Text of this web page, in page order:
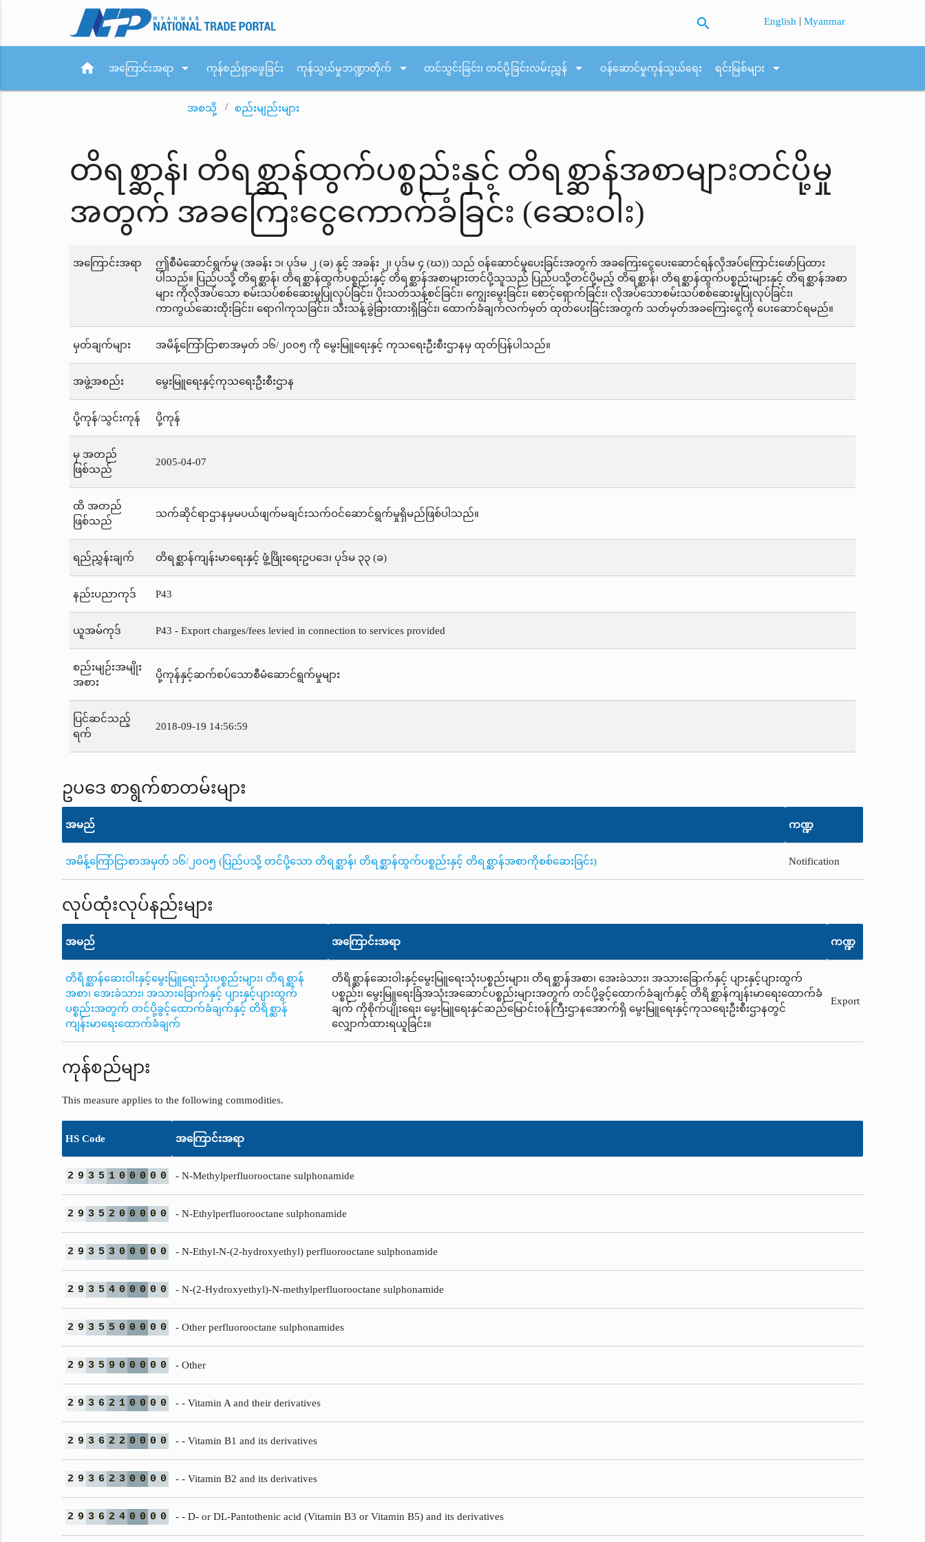
search English |Myanmar
home အကြောင်းအရာ arrow_drop_down ကုန်စည်ရှာဖွေခြင်း ကုန်သွယ်မှုဘဏ္ဍာတိုက် arrow_drop_down တင်သွင်းခြင်း၊ တင်ပို့ခြင်းလမ်းညွှန် arrow_drop_down ဝန်ဆောင်မှုကုန်သွယ်ရေး ရင်းမြစ်များ arrow_drop_down
အစသို့ စည်းမျည်းများ
တိရစ္ဆာန်၊ တိရစ္ဆာန်ထွက်ပစ္စည်းနှင့် တိရစ္ဆာန်အစာများတင်ပို့မှု
အတွက် အခကြေးငွေကောက်ခံခြင်း (ဆေးဝါး)
အကြောင်းအရာ
ဤစီမံဆောင်ရွက်မှု (အခန်း ၁၊ ပုဒ်မ ၂ (ခ) နှင့် အခန်း ၂၊ ပုဒ်မ ၄ (ဃ)) သည် ဝန်ဆောင်မှုပေးခြင်းအတွက် အခကြေးငွေပေးဆောင်ရန်လိုအပ်ကြောင်းဖော်ပြထား
ပါသည်။ ပြည်ပသို့ တိရစ္ဆာန်၊ တိရစ္ဆာန်ထွက်ပစ္စည်းနှင့် တိရစ္ဆာန်အစာများတင်ပို့သူသည် ပြည်ပသို့တင်ပို့မည့် တိရစ္ဆာန်၊ တိရစ္ဆာန်ထွက်ပစ္စည်းများနှင့် တိရစ္ဆာန်အစာ
များ ကိုလိုအပ်သော စမ်းသပ်စစ်ဆေးမှုပြုလုပ်ခြင်း၊ ပိုးသတ်သန့်စင်ခြင်း၊ ကျွေးမွေးခြင်း၊ စောင့်ရှောက်ခြင်း၊ လိုအပ်သောစမ်းသပ်စစ်ဆေးမှုပြုလုပ်ခြင်း၊
ကာကွယ်ဆေးထိုးခြင်း၊ ရောဂါကုသခြင်း၊ သီးသန့်ခွဲခြားထားရှိခြင်း၊ ထောက်ခံချက်လက်မှတ် ထုတ်ပေးခြင်းအတွက် သတ်မှတ်အခကြေးငွေကို ပေးဆောင်ရမည်။
မှတ်ချက်များ အမိန့်ကြော်ငြာစာအမှတ် ၁၆/၂၀၀၅ ကို မွေးမြူရေးနှင့် ကုသရေးဦးစီးဌာနမှ ထုတ်ပြန်ပါသည်။
အဖွဲ့အစည်း မွေးမြူရေးနှင့်ကုသရေးဦးစီးဌာန
ပို့ကုန်/သွင်းကုန် ပို့ကုန်
မှ အတည်
ဖြစ်သည်
2005-04-07
ထိ အတည်
ဖြစ်သည်
သက်ဆိုင်ရာဌာနမှမပယ်ဖျက်မချင်းသက်ဝင်ဆောင်ရွက်မှုရှိမည်ဖြစ်ပါသည်။
ရည်ညွှန်းချက် တိရစ္ဆာန်ကျန်းမာရေးနှင့် ဖွံ့ဖြိုးရေးဥပဒေ၊ ပုဒ်မ ၃၃ (ခ)
နည်းပညာကုဒ် P43
ယူအမ်ကုဒ် P43 - Export charges/fees levied in connection to services provided
စည်းမျဉ်းအမျိုး
အစား
ပို့ကုန်နှင့်ဆက်စပ်သောစီမံဆောင်ရွက်မှုများ
ပြင်ဆင်သည့်
ရက်
2018-09-19 14:56:59
ဥပဒေ စာရွက်စာတမ်းများ
အမည် ကဏ္ဍ
အမိန့်ကြော်ငြာစာအမှတ် ၁၆/၂၀၀၅ (ပြည်ပသို့ တင်ပို့သော တိရစ္ဆာန်၊ တိရစ္ဆာန်ထွက်ပစ္စည်းနှင့် တိရစ္ဆာန်အစာကိုစစ်ဆေးခြင်း) Notification
လုပ်ထုံးလုပ်နည်းများ
အမည် အကြောင်းအရာ ကဏ္ဍ
တိရိစ္ဆာန်ဆေးဝါးနှင့်မွေးမြူရေးသုံးပစ္စည်းများ၊ တိရစ္ဆာန်
အစာ၊ အေးခဲသား၊ အသားခြောက်နှင့် ပျားနှင့်ပျားထွက်
ပစ္စည်းအတွက် တင်ပို့ခွင့်ထောက်ခံချက်နှင့် တိရိစ္ဆာန်
ကျန်းမာရေးထောက်ခံချက်
တိရိစ္ဆာန်ဆေးဝါးနှင့်မွေးမြူရေးသုံးပစ္စည်းများ၊ တိရစ္ဆာန်အစာ၊ အေးခဲသား၊ အသားခြောက်နှင့် ပျားနှင့်ပျားထွက်
ပစ္စည်း၊ မွေးမြူရေးခြံအသုံးအဆောင်ပစ္စည်းများအတွက် တင်ပို့ခွင့်ထောက်ခံချက်နှင့် တိရိစ္ဆာန်ကျန်းမာရေးထောက်ခံ
ချက် ကိုစိုက်ပျိုးရေး၊ မွေးမြူရေးနှင်ဆည်မြောင်း၀န်ကြီးဌာနအောက်ရှိ မွေးမြူရေးနှင့်ကုသရေးဦးစီးဌာနတွင်
လျှောက်ထားရယူခြင်း။
Export
ကုန်စည်များ
This measure applies to the following commodities.
HS Code အကြောင်းအရာ
2 9 3 5 1 0 0 0 0 0 - N-Methylperfluorooctane sulphonamide
2 9 3 5 2 0 0 0 0 0 - N-Ethylperfluorooctane sulphonamide
2 9 3 5 3 0 0 0 0 0 - N-Ethyl-N-(2-hydroxyethyl) perfluorooctane sulphonamide
2 9 3 5 4 0 0 0 0 0 - N-(2-Hydroxyethyl)-N-methylperfluorooctane sulphonamide
2 9 3 5 5 0 0 0 0 0 - Other perfluorooctane sulphonamides
2 9 3 5 9 0 0 0 0 0 - Other
2 9 3 6 2 1 0 0 0 0 - - Vitamin A and their derivatives
2 9 3 6 2 2 0 0 0 0 - - Vitamin B1 and its derivatives
2 9 3 6 2 3 0 0 0 0 - - Vitamin B2 and its derivatives
2 9 3 6 2 4 0 0 0 0 - - D- or DL-Pantothenic acid (Vitamin B3 or Vitamin B5) and its derivatives